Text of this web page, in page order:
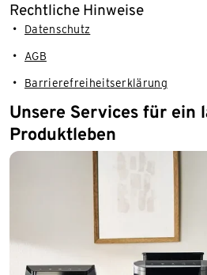
Rechtliche Hinweise
Datenschutz
AGB
Barrierefreiheitserklärung
Unsere Services für ein
Produktleben